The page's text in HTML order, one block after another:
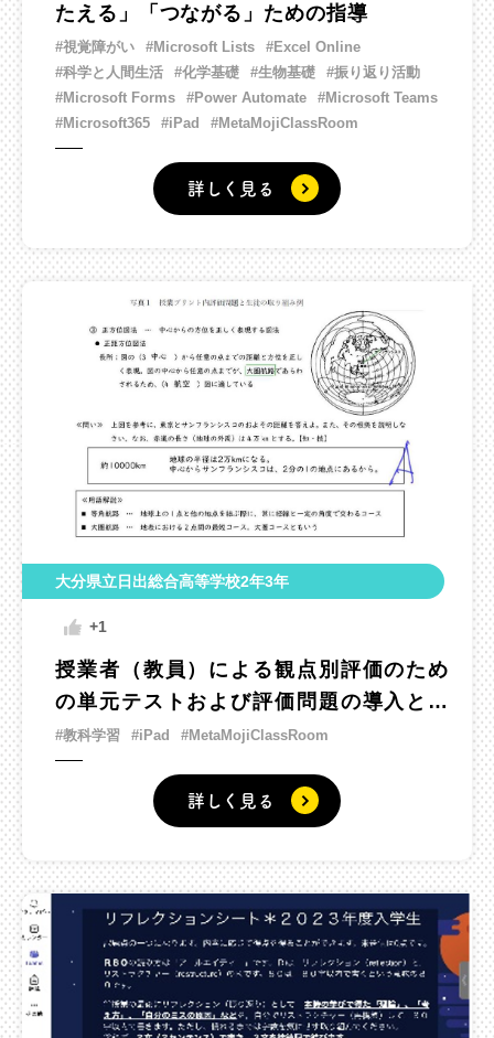
たえる」「つながる」ための指導
#視覚障がい #Microsoft Lists
#Excel Online
#科学と人間生活
#化学基礎 #生物基礎
#振り返り活動
#Microsoft Forms
#Power Automate
#Microsoft Teams
#Microsoft365
#iPad #MetaMojiClassRoom
詳しく見る
大分県立日出総合高等学校2年3年
+1
授業者（教員）による観点別評価のため
の単元テストおよび評価問題の導入と学
習者（生徒）自身による形成的評価の実
施
#教科学習 #iPad #MetaMojiClassRoom
詳しく見る